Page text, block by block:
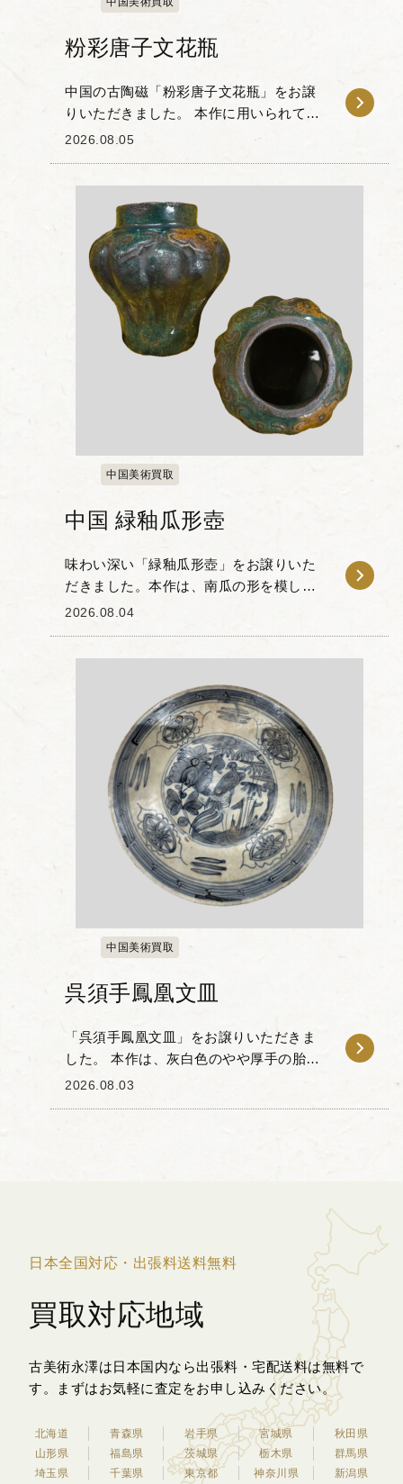
粉彩唐子文花瓶
中国の古陶磁「粉彩唐子文花瓶」をお譲
りいただきました。 本作に用いられてい
る「粉彩」とは、焼成した純白の磁器に
にしています。 ...
2026.08.05
中国美術買取
中国 緑釉瓜形壺
味わい深い「緑釉瓜形壺」をお譲りいた
だきました。本作は、南瓜の形を模して
成形された器体に、深い緑釉がかけられ
2026.08.04
中国美術買取
呉須手鳳凰文皿
「呉須手鳳凰文皿」をお譲りいただきま
した。 本作は、灰白色のやや厚手の胎土
に、藍色の呉須を用いて鳳凰と草花が描
2026.08.03
日本全国対応・出張料送料無料
買取対応地域
古美術永澤は日本国内なら出張料・宅配送料は無料で
す。
まずはお気軽に査定をお申し込みください。
北海道 青森県 岩手県 宮城県
秋田県
山形県
福島県 茨城県 栃木県
群馬県
埼玉県
千葉県 東京都 神奈川県
新潟県